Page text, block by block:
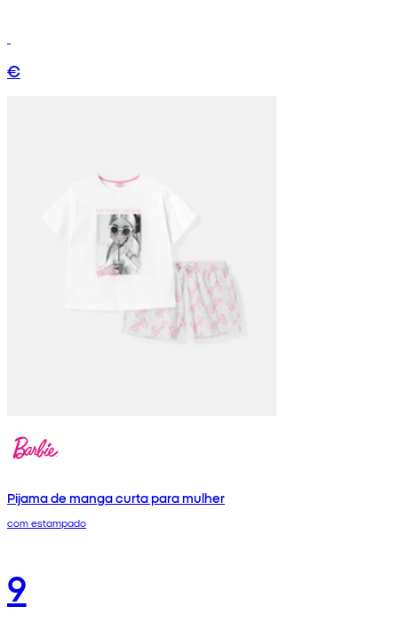
€
Pijama de manga curta para mulher
com estampado
9